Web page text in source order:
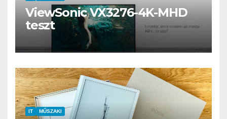
ViewSonic VX3276-4K-MHD
teszt
IT MŰSZAKI